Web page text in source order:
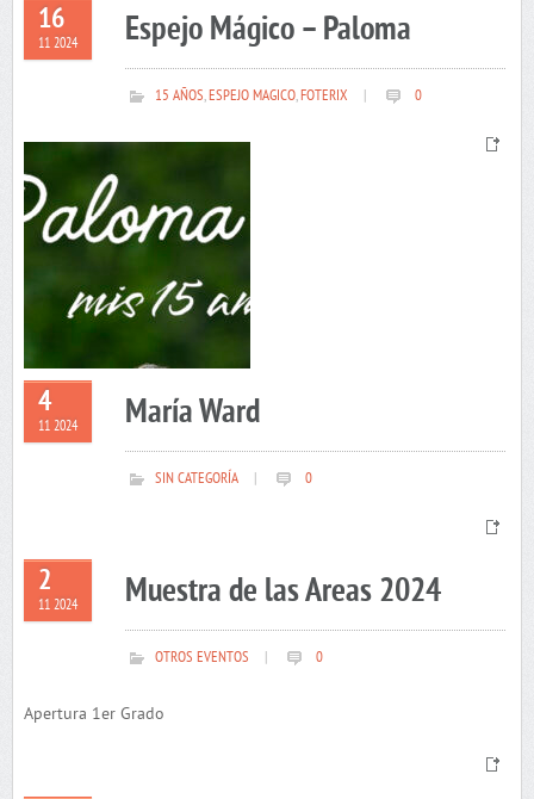
16
11 2024 Espejo Mágico – Paloma
15 AÑOS,ESPEJO MAGICO,FOTERIX 0
4
11 2024 María Ward
SIN CATEGORÍA 0
2
11 2024 Muestra de las Areas 2024
OTROS EVENTOS 0
Apertura 1er Grado